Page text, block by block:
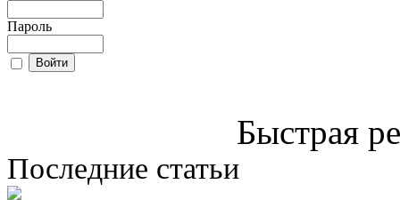
Пароль
Быстрая
Последние статьи